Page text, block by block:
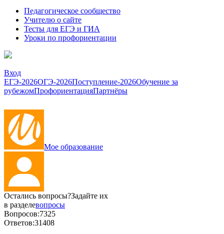
Педагогическое сообщество
Учителю о сайте
Тесты для ЕГЭ и ГИА
Уроки по профориентации
Вход
ЕГЭ-2026ОГЭ-2026Поступление-2026Обучение за
рубежомПрофориентацияПартнёры
Мое образование
Остались вопросы?Задайте их
в разделевопросы
Вопросов:7325
Ответов:31408